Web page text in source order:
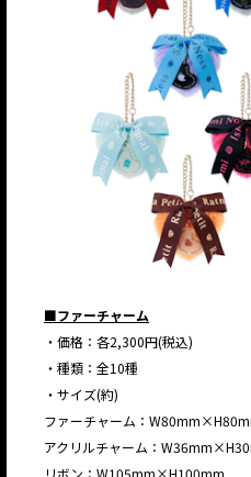
■ファーチャーム
・価格：各2,300円(税込)
・種類：全10種
・サイズ(約)
ファーチャーム：
アクリルチャーム：